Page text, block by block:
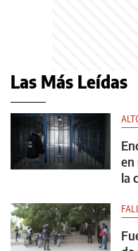
Las Más Leídas
en
la